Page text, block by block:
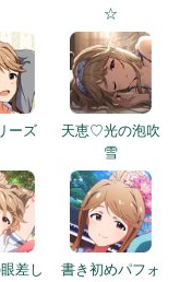
☆
ーズ
天恵♡光の泡吹
雪
差し
書き初めパフォ